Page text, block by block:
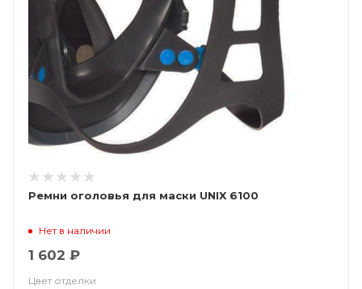
Ремни оголовья для маски UNIX 6100
Нет в наличии
1 602 ₽
Цвет отделки